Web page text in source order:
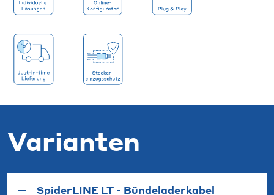
Varianten
SpiderLINE LT - Bündeladerkabel